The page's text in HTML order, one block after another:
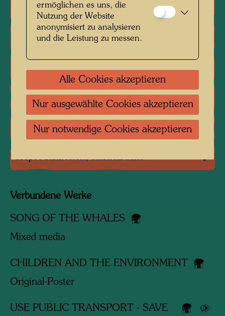
Einzelausstellungen
Literatur: Monographien
Literatur: Verschiedene
Literatur: Magazine, Zeitschriften
Reproduktionen, Kunstdrucke
Verbundene Werke
SONG OF THE WHALES
Mixed media
CHILDREN AND THE ENVIRONMENT
Original-Poster
USE PUBLIC TRANSPORT - SAVE
ermöglichen es uns, die
Nutzung der Website
anonymisiert zu analysieren
und die Leistung zu messen.
Alle Cookies akzeptieren
Nur ausgewählte Cookies akzeptieren
Nur notwendige Cookies akzeptieren